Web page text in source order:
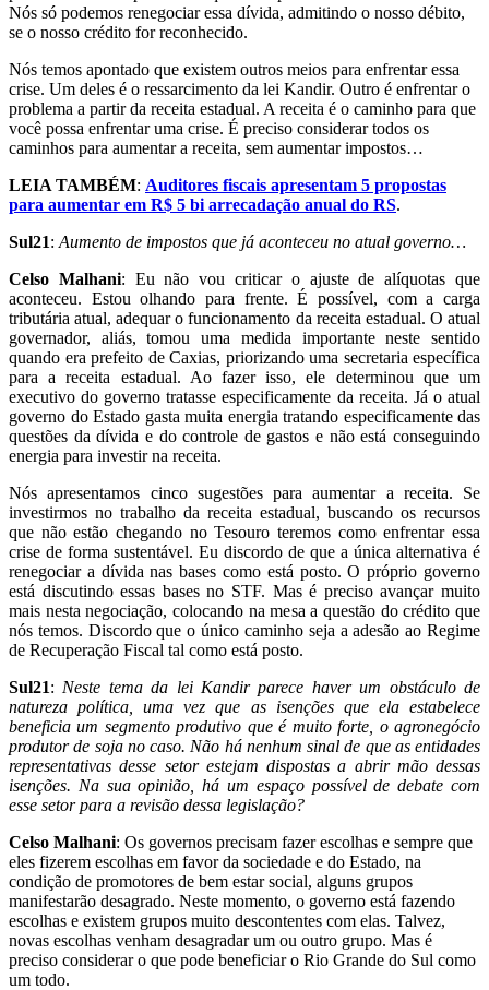
Nós só podemos renegociar essa dívida, admitindo o nosso débito,
se o nosso crédito for reconhecido.
Nós temos apontado que existem outros meios para enfrentar essa
crise. Um deles é o ressarcimento da lei Kandir. Outro é enfrentar o
problema a partir da receita estadual. A receita é o caminho para que
você possa enfrentar uma crise. É preciso considerar todos os
caminhos para aumentar a receita, sem aumentar impostos…
LEIA TAMBÉM: Auditores fiscais apresentam 5 propostas
para aumentar em R$ 5 bi arrecadação anual do RS.
Sul21: Aumento de impostos que já aconteceu no atual governo…
Celso Malhani: Eu não vou criticar o ajuste de alíquotas que
aconteceu. Estou olhando para frente. É possível, com a carga
tributária atual, adequar o funcionamento da receita estadual. O atual
governador, aliás, tomou uma medida importante neste sentido
quando era prefeito de Caxias, priorizando uma secretaria específica
para a receita estadual. Ao fazer isso, ele determinou que um
executivo do governo tratasse especificamente da receita. Já o atual
governo do Estado gasta muita energia tratando especificamente das
questões da dívida e do controle de gastos e não está conseguindo
energia para investir na receita.
Nós apresentamos cinco sugestões para aumentar a receita. Se
investirmos no trabalho da receita estadual, buscando os recursos
que não estão chegando no Tesouro teremos como enfrentar essa
crise de forma sustentável. Eu discordo de que a única alternativa é
renegociar a dívida nas bases como está posto. O próprio governo
está discutindo essas bases no STF. Mas é preciso avançar muito
mais nesta negociação, colocando na mesa a questão do crédito que
nós temos. Discordo que o único caminho seja a adesão ao Regime
de Recuperação Fiscal tal como está posto.
Sul21: Neste tema da lei Kandir parece haver um obstáculo de
natureza política, uma vez que as isenções que ela estabelece
beneficia um segmento produtivo que é muito forte, o agronegócio
produtor de soja no caso. Não há nenhum sinal de que as entidades
representativas desse setor estejam dispostas a abrir mão dessas
isenções. Na sua opinião, há um espaço possível de debate com
esse setor para a revisão dessa legislação?
Celso Malhani: Os governos precisam fazer escolhas e sempre que
eles fizerem escolhas em favor da sociedade e do Estado, na
condição de promotores de bem estar social, alguns grupos
manifestarão desagrado. Neste momento, o governo está fazendo
escolhas e existem grupos muito descontentes com elas. Talvez,
novas escolhas venham desagradar um ou outro grupo. Mas é
preciso considerar o que pode beneficiar o Rio Grande do Sul como
um todo.